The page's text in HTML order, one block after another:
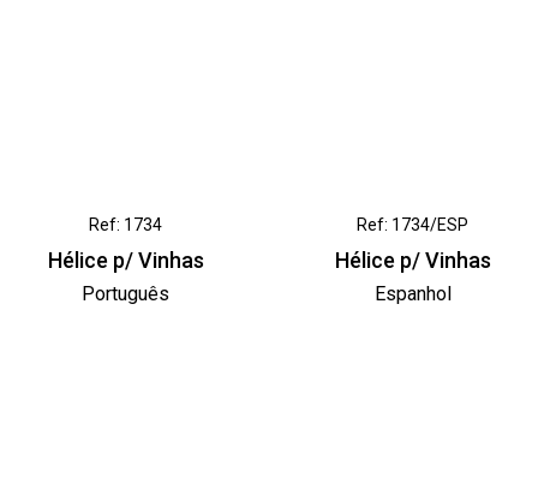
Ref: 1734
Hélice p/ Vinhas
Português
Ref: 1734/ESP
Hélice p/ Vinhas
Espanhol